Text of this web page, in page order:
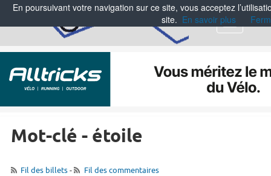
Menu
Mot-clé - étoile
Fil des billets- Fil des commentaires
En poursuivant votre navigation sur ce site, vous acceptez
site. En savoir plus